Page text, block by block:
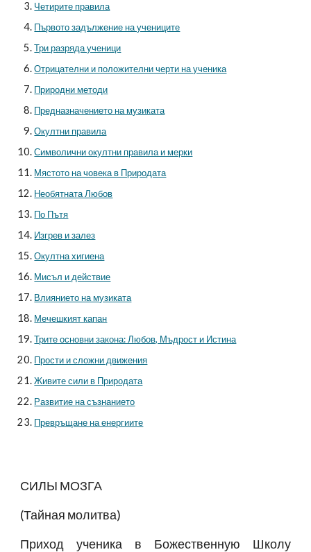
Четирите правила
Първото задължение на учениците
Три разряда ученици
Отрицателни и положителни черти на ученика
Природни методи
Предназначението на музиката
Окултни правила
Символични окултни правила и мерки
Мястото на човека в Природата
Необятната Любов
По Пътя
Изгрев и залез
Окултна хигиена
Мисъл и действие
Влиянието на музиката
Мечешкият капан
Трите основни закона: Любов, Мъдрост и Истина
Прости и сложни движения
Живите сили в Природата
Развитие на съзнанието
Превръщане на енергиите
СИЛЫ МОЗГА
(Тайная молитва)
Приход ученика в Божественную Школу